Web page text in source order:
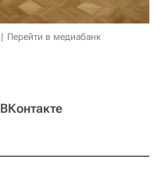
Перейти в медиабанк
ВКонтакте